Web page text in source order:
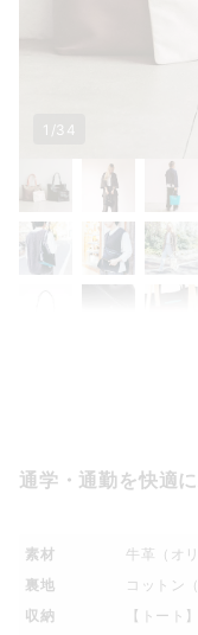
1/34
通学・通勤を快適
素材
牛革（オ
裏地
コットン（
収納
【トート